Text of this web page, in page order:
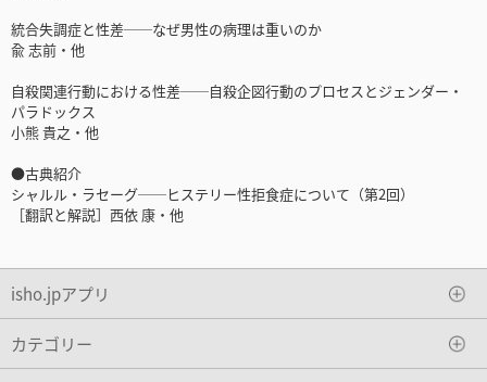
統合失調症と性差──なぜ男性の病理は重いのか
兪 志前・他
自殺関連行動における性差──自殺企図行動のプロセスとジェンダー・
パラドックス
小熊 貴之・他
●古典紹介
シャルル・ラセーグ──ヒステリー性拒食症について（第2回）
［翻訳と解説］西依 康・他
isho.jpアプリ
カテゴリー